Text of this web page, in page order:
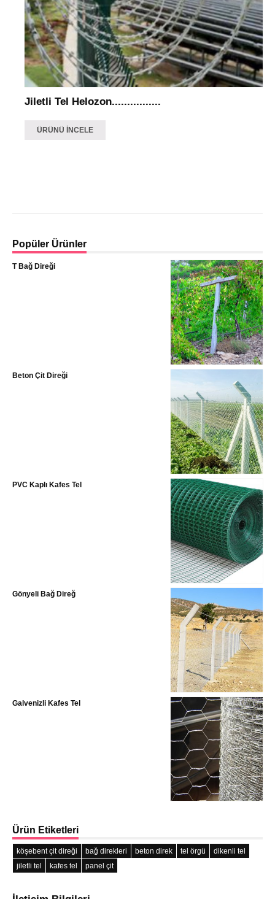
Jiletli Tel Helozon................
ÜRÜNÜ İNCELE
Popüler Ürünler
T Bağ Direği
Beton Çit Direği
PVC Kaplı Kafes Tel
Gönyeli Bağ Direğ
Galvenizli Kafes Tel
Ürün Etiketleri
köşebent çit direği bağ direkleri beton direk tel örgü
dikenli tel
jiletli tel
kafes tel panel çit